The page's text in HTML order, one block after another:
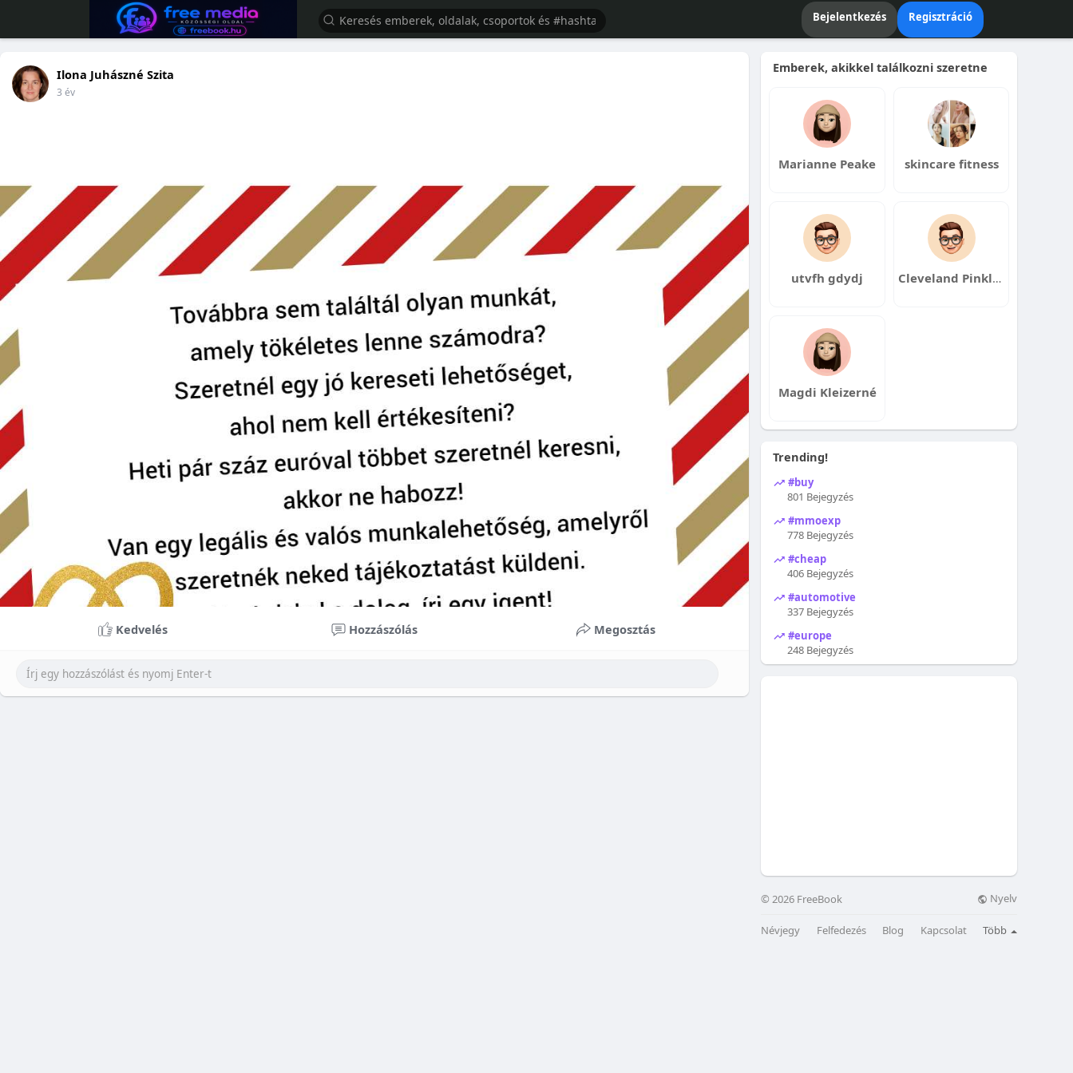
Bejelentkezés Regisztráció
Ilona Juhászné Szita
3 év
Kedvelés Hozzászólás Megosztás
Emberek, akikkel találkozni szeretne
Marianne Peake skincare fitness
utvfh gdydj Cleveland Pinkley
Magdi Kleizerné
Trending!
#buy
801 Bejegyzés
#mmoexp
778 Bejegyzés
#cheap
406 Bejegyzés
#automotive
337 Bejegyzés
#europe
248 Bejegyzés
© 2026 FreeBook Nyelv
Névjegy Felfedezés Blog Kapcsolat Több